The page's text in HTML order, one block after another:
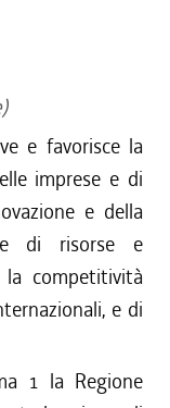
e favorisce la
imprese e di
e della
di risorse e
competitività
e di
1 la Regione